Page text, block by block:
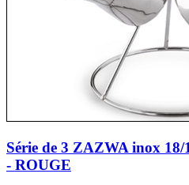
Série de 3 ZAZWA inox 18/
- ROUGE